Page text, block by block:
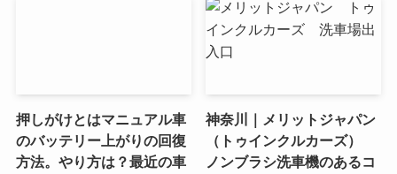
押しがけとはマニュアル車
のバッテリー上がりの回復
方法。やり方は？最近の車
神奈川｜メリットジャパン
（トゥインクルカーズ）
ノンブラシ洗車機のあるコ